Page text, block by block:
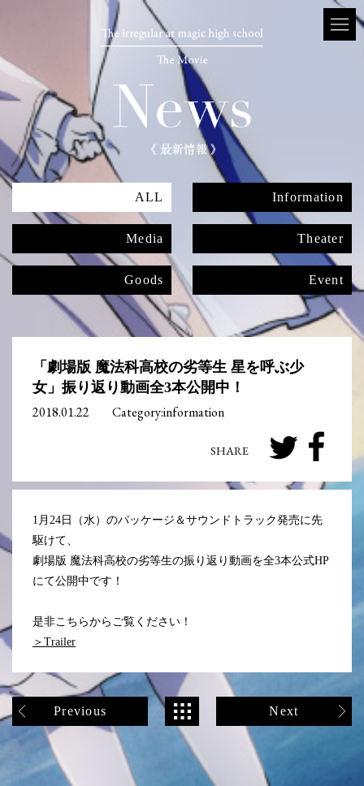
ALL Information
Media Theater
Goods Event
「劇場版 魔法科高校の劣等生 星を呼ぶ少
女」振り返り動画全3本公開中！
2018.01.22 Category:information
1月24日（水）のパッケージ＆サウンドトラック発売に先
駆けて、
劇場版 魔法科高校の劣等生の振り返り動画を全3本公式HP
にて公開中です！
是非こちらからご覧ください！
＞Trailer
Previous Next